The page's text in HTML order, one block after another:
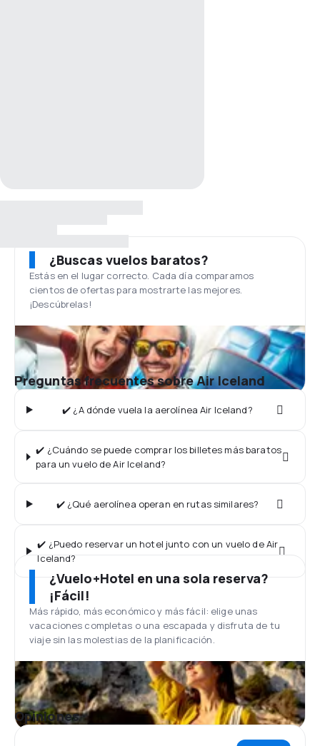
¿Buscas vuelos baratos?
Estás en el lugar correcto. Cada día comparamos
cientos de ofertas para mostrarte las mejores.
¡Descúbrelas!
Preguntas frecuentes sobre Air Iceland
✔️ ¿A dónde vuela la aerolínea Air Iceland?
✔️ ¿Cuándo se puede comprar los billetes más baratos
para un vuelo de Air Iceland?
✔️ ¿Qué aerolínea operan en rutas similares?
✔️ ¿Puedo reservar un hotel junto con un vuelo de Air
Iceland?
¿Vuelo+Hotel en una sola reserva?
¡Fácil!
Más rápido, más económico y más fácil: elige unas
vacaciones completas o una escapada y disfruta de tu
viaje sin las molestias de la planificación.
Opiniones